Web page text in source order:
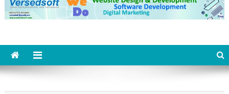
from LONDON